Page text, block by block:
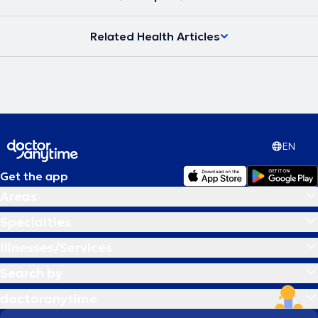
Related Health Articles
EN
Get the app